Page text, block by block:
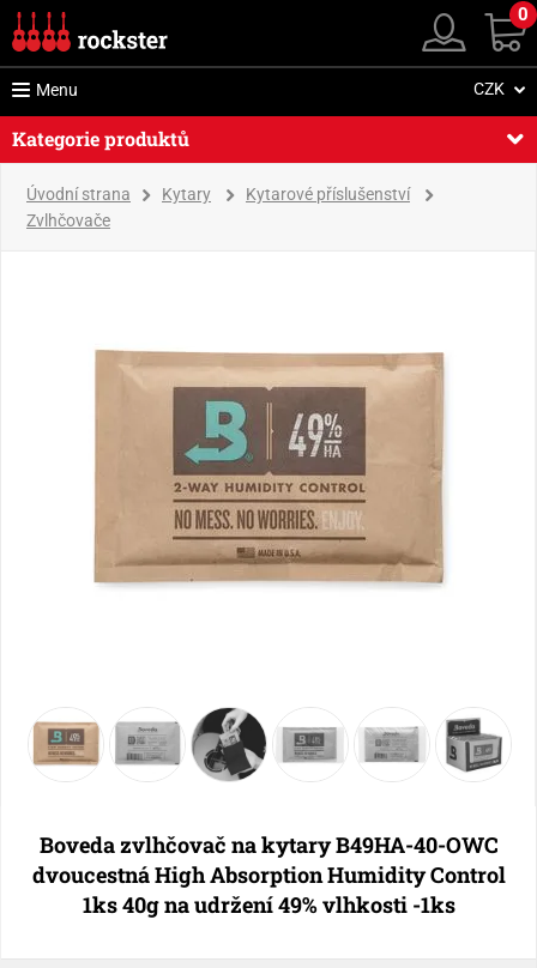
0
Menu CZK
Kategorie produktů
Úvodní strana Kytary
Kytarové příslušenství
Zvlhčovače
Boveda zvlhčovač na kytary B49HA-40-OWC
dvoucestná High Absorption Humidity Control
1ks 40g na udržení 49% vlhkosti -1ks